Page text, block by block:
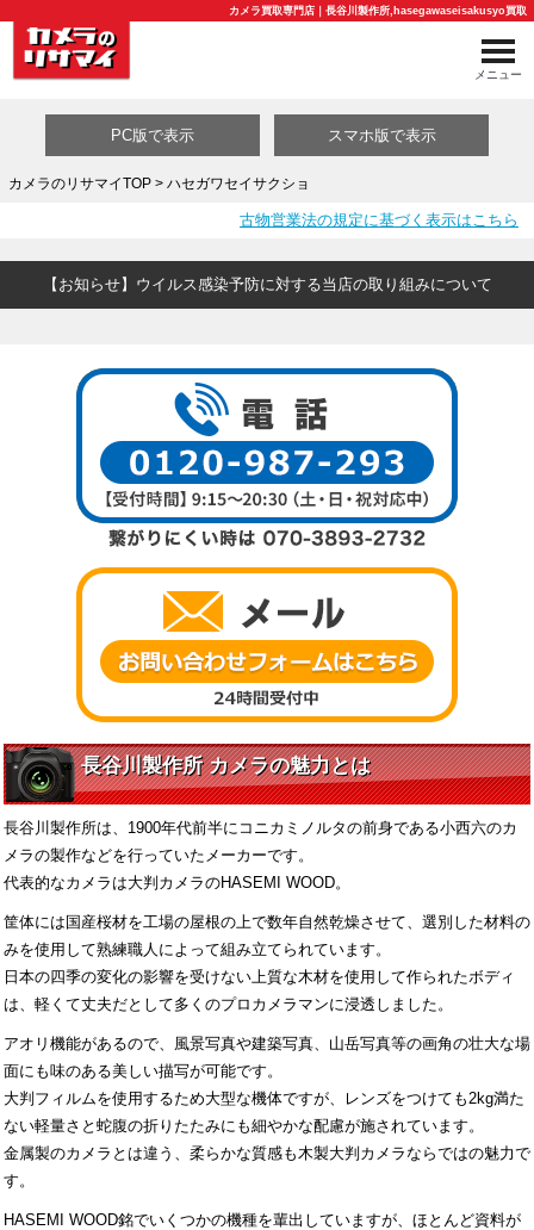
カメラ買取専門店｜長谷川製作所,hasegawaseisakusyo買取
メニュー
PC版で表示 スマホ版で表示
カメラのリサマイTOP> ハセガワセイサクショ
古物営業法の規定に基づく表示はこちら
【お知らせ】ウイルス感染予防に対する当店の取り組みについて
長谷川製作所 カメラの魅力とは
長谷川製作所は、1900年代前半にコニカミノルタの前身である小西六のカ
メラの製作などを行っていたメーカーです。
代表的なカメラは大判カメラのHASEMI WOOD。
筐体には国産桜材を工場の屋根の上で数年自然乾燥させて、選別した材料の
みを使用して熟練職人によって組み立てられています。
日本の四季の変化の影響を受けない上質な木材を使用して作られたボディ
は、軽くて丈夫だとして多くのプロカメラマンに浸透しました。
アオリ機能があるので、風景写真や建築写真、山岳写真等の画角の壮大な場
面にも味のある美しい描写が可能です。
大判フィルムを使用するため大型な機体ですが、レンズをつけても2kg満た
ない軽量さと蛇腹の折りたたみにも細やかな配慮が施されています。
金属製のカメラとは違う、柔らかな質感も木製大判カメラならではの魅力で
す。
HASEMI WOOD銘でいくつかの機種を輩出していますが、ほとんど資料が